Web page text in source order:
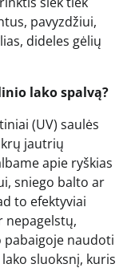
pavyzdžiui,
dideles gėlių
lako spalvą?
(UV) saulės
jautrių
apie ryškias
sniego balto ar
to efektyviai
nepagelstų,
naudoti
sluoksnį, kuris